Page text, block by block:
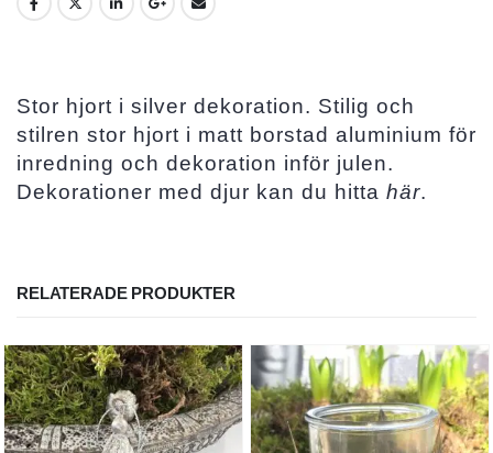
Stor hjort i silver dekoration. Stilig och
stilren stor hjort i matt borstad aluminium för
inredning och dekoration inför julen.
Dekorationer med djur kan du hitta här.
RELATERADE PRODUKTER